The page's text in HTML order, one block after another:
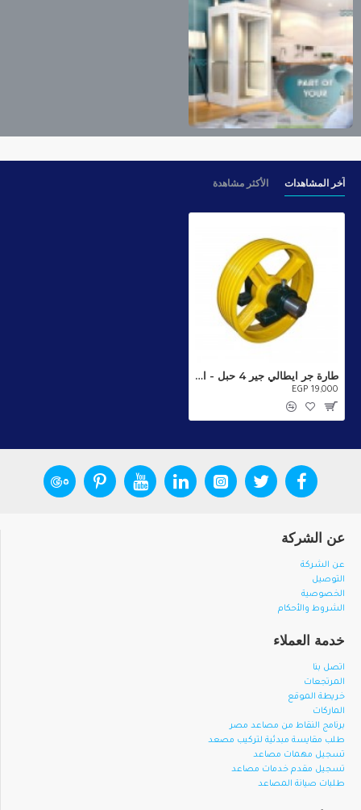
آخر المشاهدات الأكثر مشاهدة
طارة جر ايطالي جير 4 حبل - ايطالي
EGP 19,000
عن الشركة
عن الشركة
التوصيل
الخصوصية
الشروط والأحكام
خدمة العملاء
اتصل بنا
المرتجعات
خريطة الموقع
الماركات
برنامج النقاط من مصاعد مصر
طلب مقايسة مبدئية لتركيب مصعد
تسجيل مهمات مصاعد
تسجيل مقدم خدمات مصاعد
طلبات صيانة المصاعد